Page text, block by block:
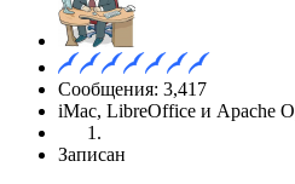
Сообщения: 3,417
iMac, LibreOffice и Apache
Записан